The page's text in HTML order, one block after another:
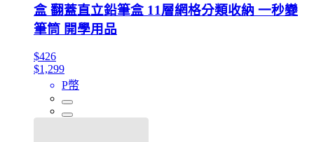
盒 翻蓋直立鉛筆盒 11層網格分類收納 一秒變
筆筒 開學用品
$426
$1,299
P幣